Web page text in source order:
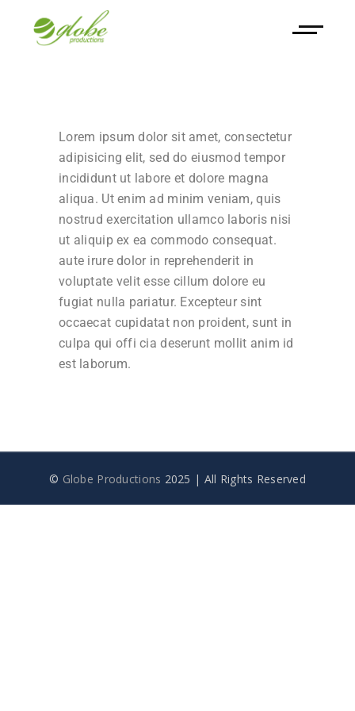
Lorem ipsum dolor sit amet, consectetur
adipisicing elit, sed do eiusmod tempor
incididunt ut labore et dolore magna
aliqua. Ut enim ad minim veniam, quis
nostrud exercitation ullamco laboris nisi
ut aliquip ex ea commodo consequat.
aute irure dolor in reprehenderit in
voluptate velit esse cillum dolore eu
fugiat nulla pariatur. Excepteur sint
occaecat cupidatat non proident, sunt in
culpa qui offi cia deserunt mollit anim id
est laborum.
© Globe Productions 2025 | All Rights Reserved